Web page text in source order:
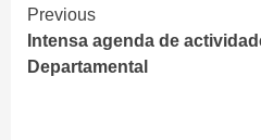
Continue
Reading
Previous
Intensa agenda de
Departamental